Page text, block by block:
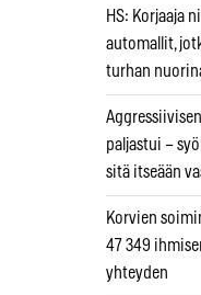
HS: Korjaaja
automallit,
turhan
paljastui –
sitä itseään
Korvien
47 349
yhteyden